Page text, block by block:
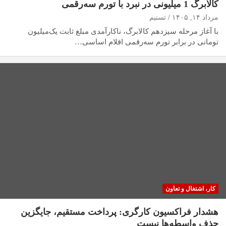
کالابرگ 1 میلیونی در نبرد با تورم سه‌رقمی
مرداد ۱۴, ۱۴۰۵ تسنیم
با آغاز مرحله سیزدهم کالابرگ، ناکارآمدی مبلغ ثابت یک‌میلیون
تومانی در برابر تورم سه‌رقمی اقلام اساسی…
کار، اشتغال و تعاون
هشدار فراکسیون کارگری: پرداخت مستقیم، جایگزین
حذف واسطه‌ها نیست